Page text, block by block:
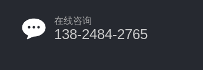
在线咨询
138-2484-2765